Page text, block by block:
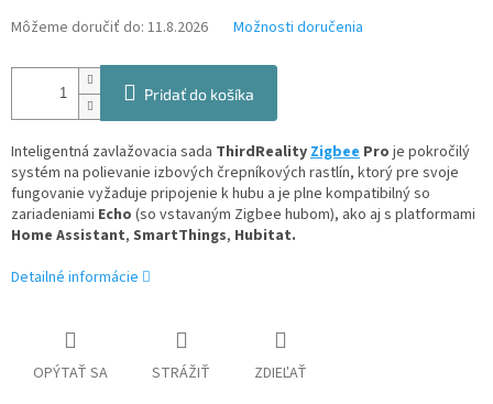
Môžeme doručiť do: 11.8.2026 Možnosti doručenia
Pridať do košíka
Inteligentná zavlažovacia sada ThirdRealityZigbee Pro je pokročilý
systém na polievanie izbových črepníkových rastlín, ktorý pre svoje
fungovanie vyžaduje pripojenie k hubu a je plne kompatibilný so
zariadeniami Echo (so vstavaným Zigbee hubom), ako aj s platformami
Home Assistant, SmartThings, Hubitat.
Detailné informácie
OPÝTAŤ SA STRÁŽIŤ ZDIEĽAŤ